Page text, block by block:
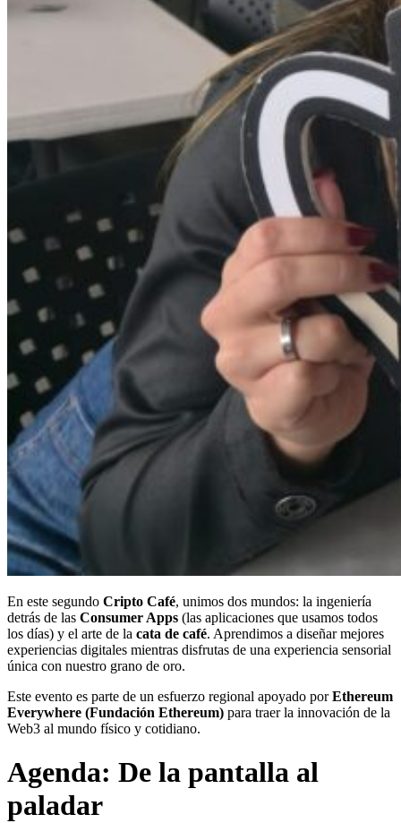
​En este segundo Cripto Café, unimos dos mundos: la ingeniería
detrás de las Consumer Apps (las aplicaciones que usamos todos
los días) y el arte de la cata de café. Aprendimos a diseñar mejores
experiencias digitales mientras disfrutas de una experiencia sensorial
única con nuestro grano de oro.
​Este evento es parte de un esfuerzo regional apoyado porEthereum
Everywhere (Fundación Ethereum) para traer la innovación de la
Web3 al mundo físico y cotidiano.
Agenda: De la pantalla al
paladar